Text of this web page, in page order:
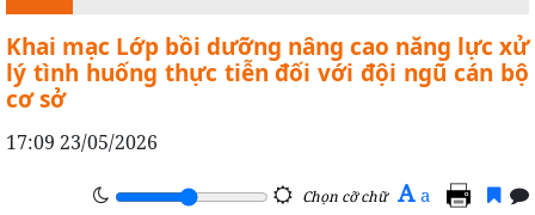
Khai mạc Lớp bồi dưỡng nâng cao năng lực xử
lý tình huống thực tiễn đối với đội ngũ cán bộ
cơ sở
17:09 23/05/2026
Chọn cỡ chữ A a